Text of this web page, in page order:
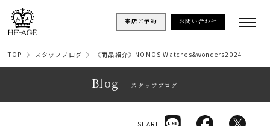
来店ご予約 お問い合わせ
TOP スタッフブログ 《商品紹介》NOMOS Watches&wonders2024
Blog スタッフブログ
SHARE